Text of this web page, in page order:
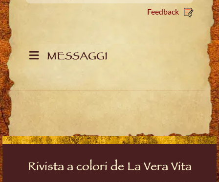
Feedback
MESSAGGI
Rivista a colori de La Vera Vita